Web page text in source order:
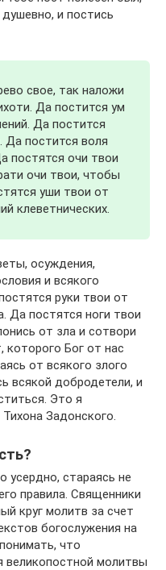
и постись
свое, так наложи
Да постится ум
Да постится
Да постится воля
постятся очи твои
очи твои, чтобы
уши твои от
клеветнических.
осуждения,
и всякого
руки твои от
Да постятся ноги твои
от зла и сотвори
которого Бог от нас
от всякого злого
всякой добродетели, и
Это я
Задонского.
усердно, стараясь не
правила. Священники
круг молитв за счет
богослужения на
что
великопостной молитвы